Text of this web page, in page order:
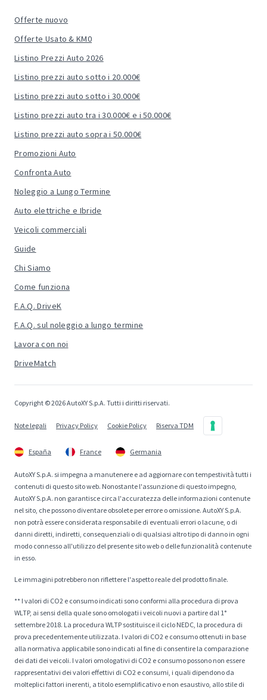
Offerte nuovo
Offerte Usato & KM0
Listino Prezzi Auto 2026
Listino prezzi auto sotto i 20.000€
Listino prezzi auto sotto i 30.000€
Listino prezzi auto tra i 30.000€ e i 50.000€
Listino prezzi auto sopra i 50.000€
Promozioni Auto
Confronta Auto
Noleggio a Lungo Termine
Auto elettriche e Ibride
Veicoli commerciali
Guide
Chi Siamo
Come funziona
F.A.Q. DriveK
F.A.Q. sul noleggio a lungo termine
Lavora con noi
DriveMatch
Copyright © 2026 AutoXY S.p.A. Tutti i diritti riservati.
Note legali Privacy Policy Cookie Policy Riserva TDM
España France Germania
AutoXY S.p.A. si impegna a manutenere e ad aggiornare con tempestività tutti i
contenuti di questo sito web. Nonostante l'assunzione di questo impegno,
AutoXY S.p.A. non garantisce circa l'accuratezza delle informazioni contenute
nel sito, che possono diventare obsolete per errore o omissione. AutoXY S.p.A.
non potrà essere considerata responsabile di eventuali errori o lacune, o di
danni diretti, indiretti, consequenziali o di qualsiasi altro tipo di danno in ogni
modo connesso all'utilizzo del presente sito web o delle funzionalità contenute
in esso.
Le immagini potrebbero non riflettere l'aspetto reale del prodotto finale.
** I valori di CO2 e consumo indicati sono conformi alla procedura di prova
WLTP, ai sensi della quale sono omologati i veicoli nuovi a partire dal 1°
settembre 2018. La procedura WLTP sostituisce il ciclo NEDC, la procedura di
prova precedentemente utilizzata. I valori di CO2 e consumo ottenuti in base
alla normativa applicabile sono indicati al fine di consentire la comparazione
dei dati dei veicoli. I valori omologativi di CO2 e consumo possono non essere
rappresentativi dei valori effettivi di CO2 e consumi, i quali dipendono da
molteplici fattori inerenti, a titolo esemplificativo e non esaustivo, allo stile di